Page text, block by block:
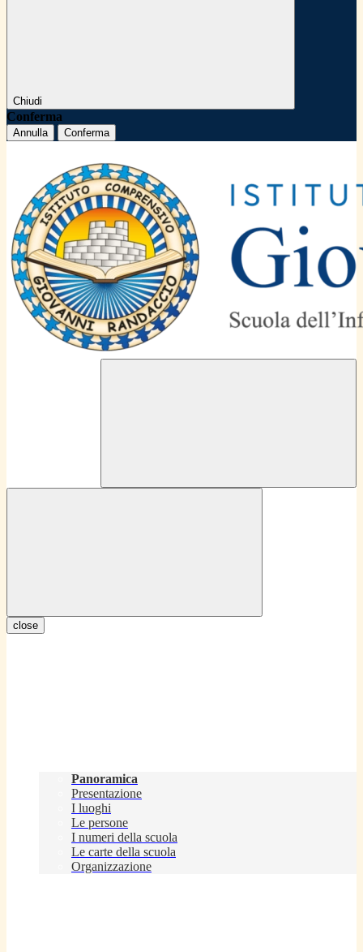
Chiudi
Conferma
Annulla Conferma
close
Panoramica
Presentazione
I luoghi
Le persone
I numeri della scuola
Le carte della scuola
Organizzazione